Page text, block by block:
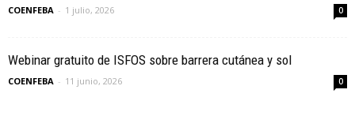
COENFEBA - 1 julio, 2026 0
Webinar gratuito de ISFOS sobre barrera cutánea y sol
COENFEBA - 11 junio, 2026 0